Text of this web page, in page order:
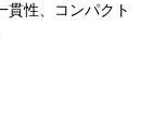
貫性、コンパクト